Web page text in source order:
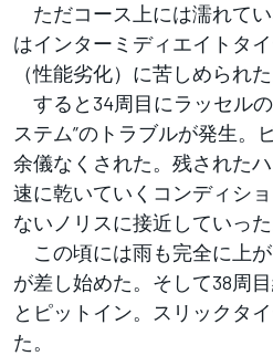
ただコース上には濡れて
はインターミディエイトタ
（性能劣化）に苦しめられた
すると34周目にラッセル
ステム”のトラブルが発生。
余儀なくされた。残された
速に乾いていくコンディシ
ないノリスに接近していった
この頃には雨も完全に上
が差し始めた。そして38周
とピットイン。スリックタ
た。